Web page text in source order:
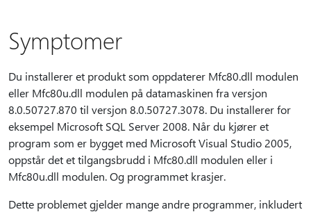
Symptomer
Du installerer et produkt som oppdaterer Mfc80.dll modulen
eller Mfc80u.dll modulen på datamaskinen fra versjon
8.0.50727.870 til versjon 8.0.50727.3078. Du installerer for
eksempel Microsoft SQL Server 2008. Når du kjører et
program som er bygget med Microsoft Visual Studio 2005,
oppstår det et tilgangsbrudd i Mfc80.dll modulen eller i
Mfc80u.dll modulen. Og programmet krasjer.
Dette problemet gjelder mange andre programmer, inkludert